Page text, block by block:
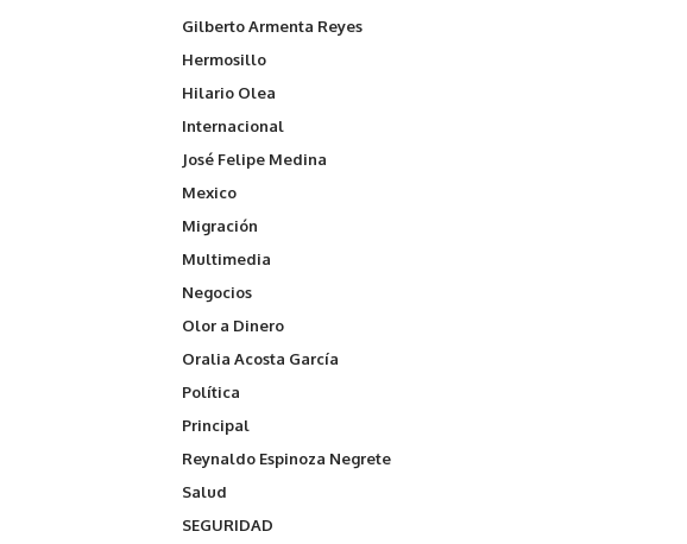
Gilberto Armenta Reyes
Hermosillo
Hilario Olea
Internacional
José Felipe Medina
Mexico
Migración
Multimedia
Negocios
Olor a Dinero
Oralia Acosta García
Política
Principal
Reynaldo Espinoza Negrete
Salud
SEGURIDAD